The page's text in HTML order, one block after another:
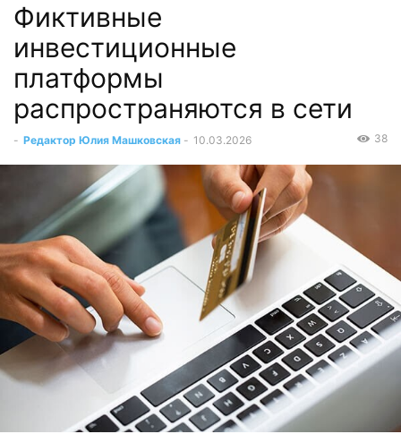
Фиктивные
инвестиционные
платформы
распространяются в сети
- Редактор Юлия Машковская - 10.03.2026 38